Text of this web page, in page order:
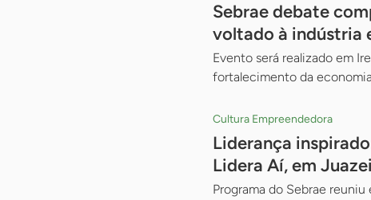
Sebrae debate
voltado à indústria
Evento será realizado em
fortalecimento da
Cultura Empreendedora
Liderança
Lidera Aí, em
Programa do Sebrae